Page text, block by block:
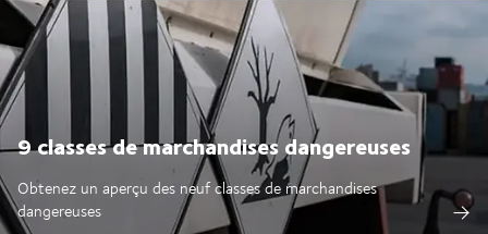
9 classes de marchandises dangereuses
Obtenez un aperçu des neuf classes de marchandises
dangereuses